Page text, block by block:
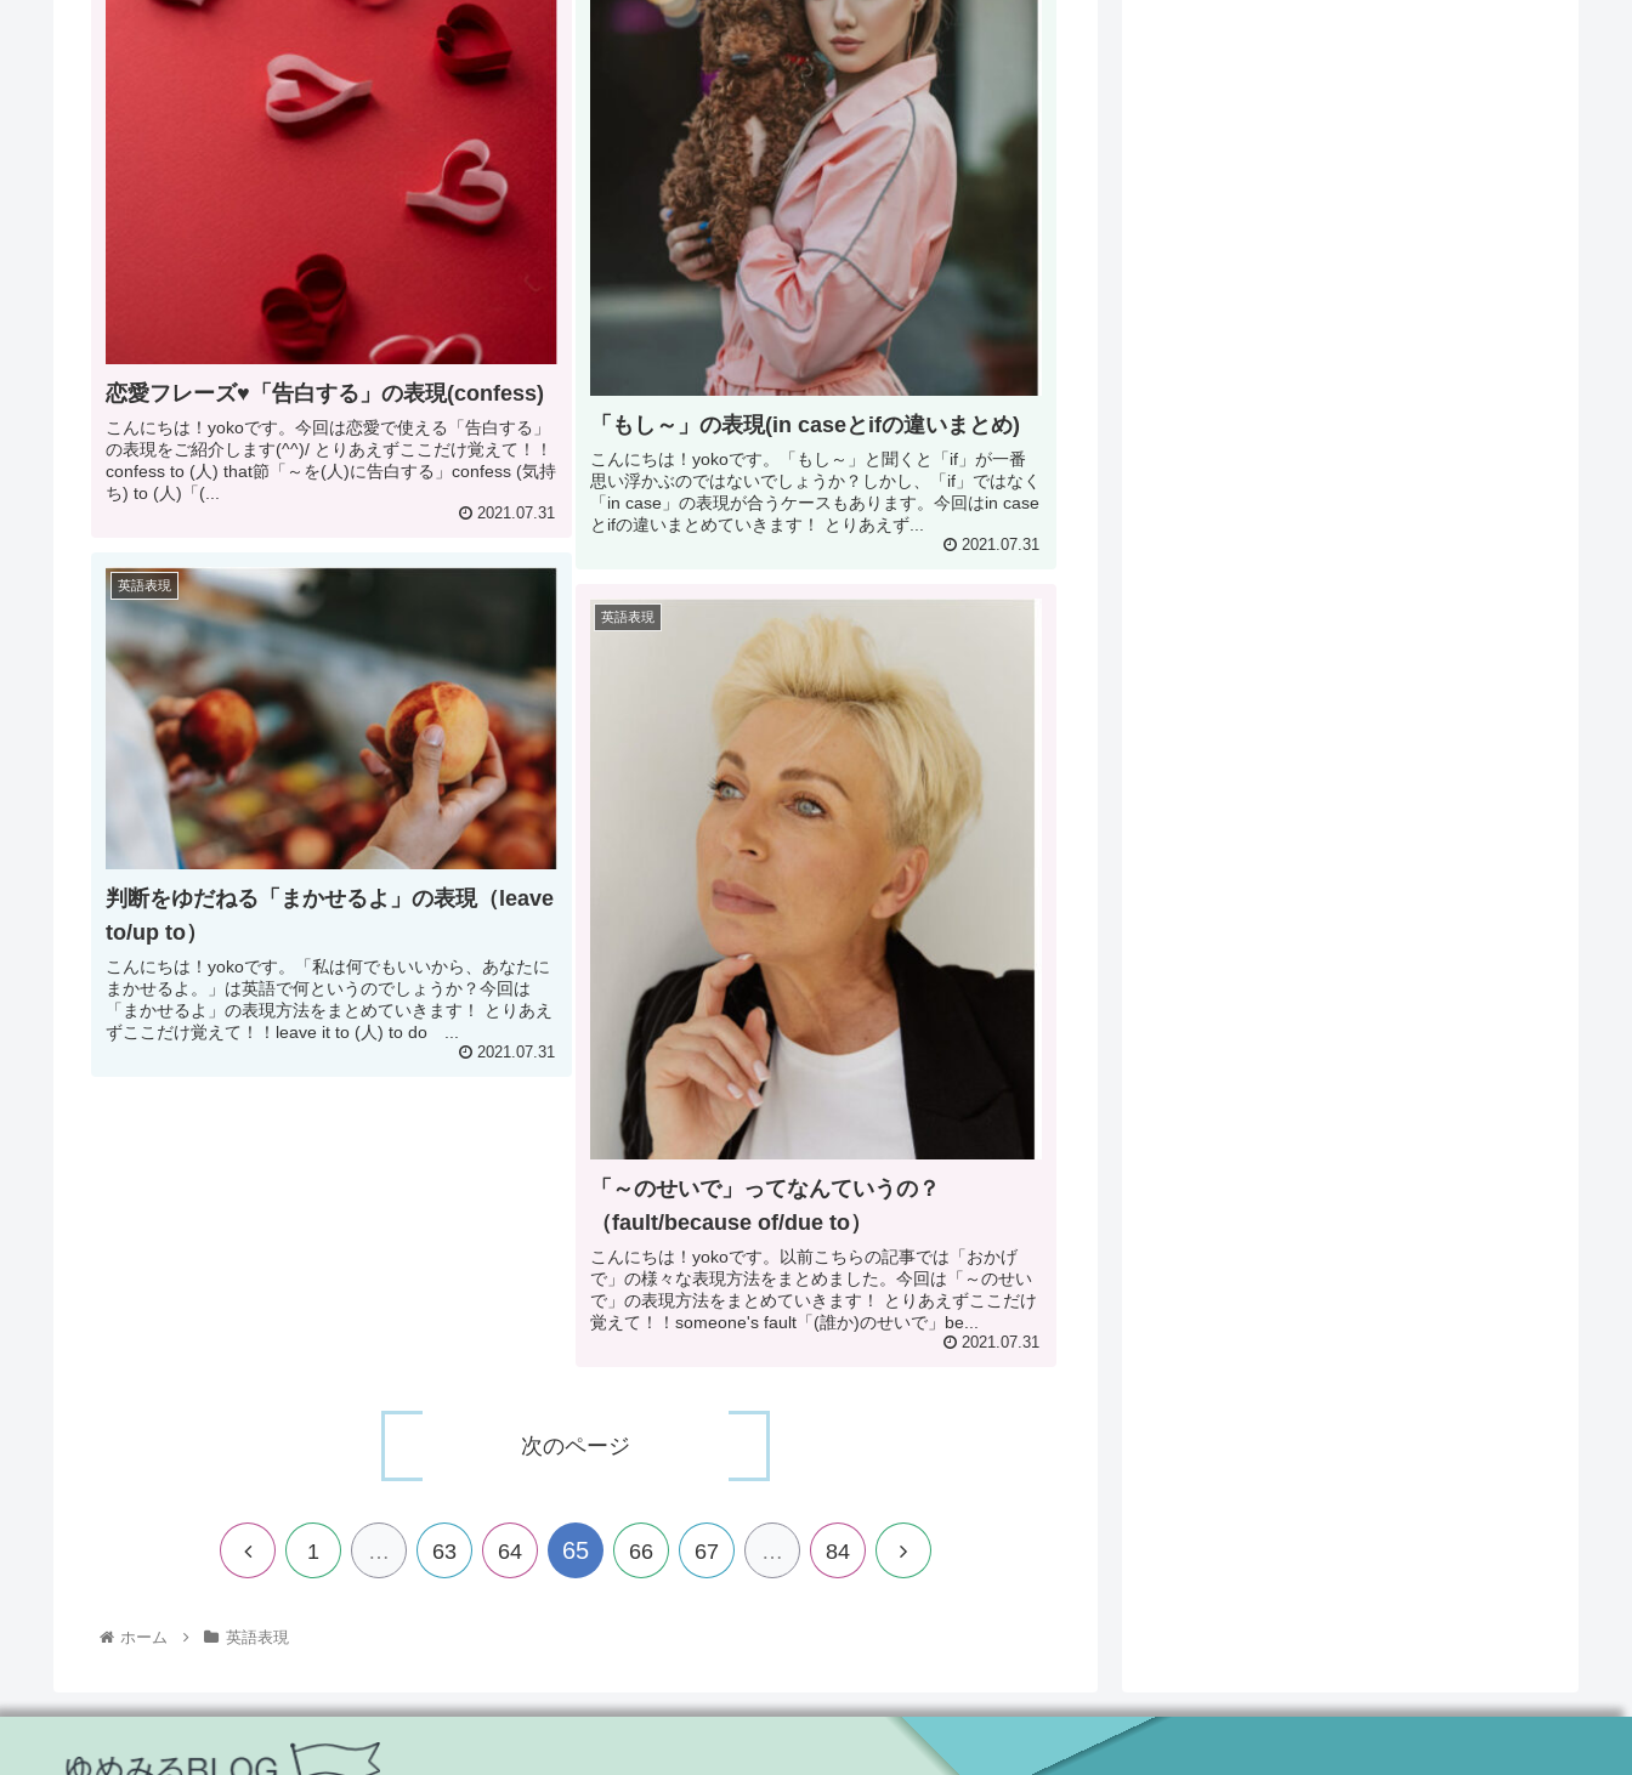
恋愛フレーズ♥「告白する」の表現(confess)
こんにちは！yokoです。今回は恋愛で使える「告白する」
の表現をご紹介します(^^)/ とりあえずここだけ覚えて！！
confess to (人) that節「～を(人)に告白する」confess (気持
ち) to (人)「(...
2021.07.31
「もし～」の表現(in caseとifの違いまとめ)
こんにちは！yokoです。「もし～」と聞くと「if」が一番
思い浮かぶのではないでしょうか？しかし、「if」ではなく
「in case」の表現が合うケースもあります。今回はin case
とifの違いまとめていきます！ とりあえず...
2021.07.31
英語表現
判断をゆだねる「まかせるよ」の表現（leave
to/up to）
こんにちは！yokoです。「私は何でもいいから、あなたに
まかせるよ。」は英語で何というのでしょうか？今回は
「まかせるよ」の表現方法をまとめていきます！ とりあえ
ずここだけ覚えて！！leave it to (人) to do ...
2021.07.31
英語表現
「～のせいで」ってなんていうの？
（fault/because of/due to）
こんにちは！yokoです。以前こちらの記事では「おかげ
で」の様々な表現方法をまとめました。今回は「～のせい
で」の表現方法をまとめていきます！ とりあえずここだけ
覚えて！！someone's fault「(誰か)のせいで」be...
2021.07.31
次のページ
1 … 63 64 65 66 67 … 84
ホーム 英語表現